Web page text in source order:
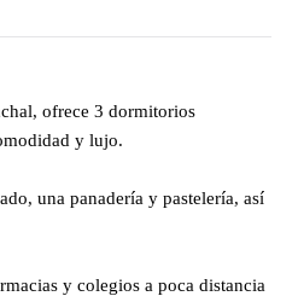
ofrece 3 dormitorios
y lujo.
una panadería y pastelería, así
y colegios a poca distancia